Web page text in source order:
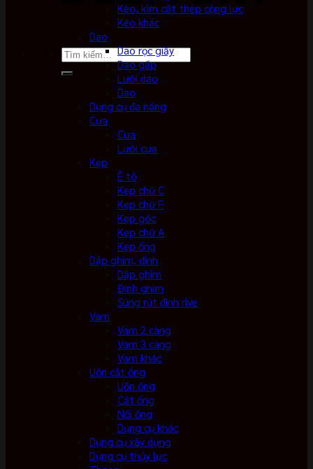
Tìm
Kéo, kìm cắt thép cộng lực
Kéo khác
Dao
Dao rọc giấy
Dao gấp
Lưỡi dao
Dao
Dụng cụ đa năng
Cưa
Cưa
Lưỡi cưa
Kẹp
Ê tô
Kẹp chữ C
Kẹp chữ F
Kẹp góc
Kẹp chữ A
Kẹp ống
Dập ghim, đinh
Dập ghim
Đinh ghim
Súng rút đinh rive
Vam
Vam 2 càng
Vam 3 càng
Vam khác
Uốn cắt ống
Uốn ống
Cắt ống
Nối ống
Dụng cụ khác
Dụng cụ xây dựng
Dụng cụ thủy lực